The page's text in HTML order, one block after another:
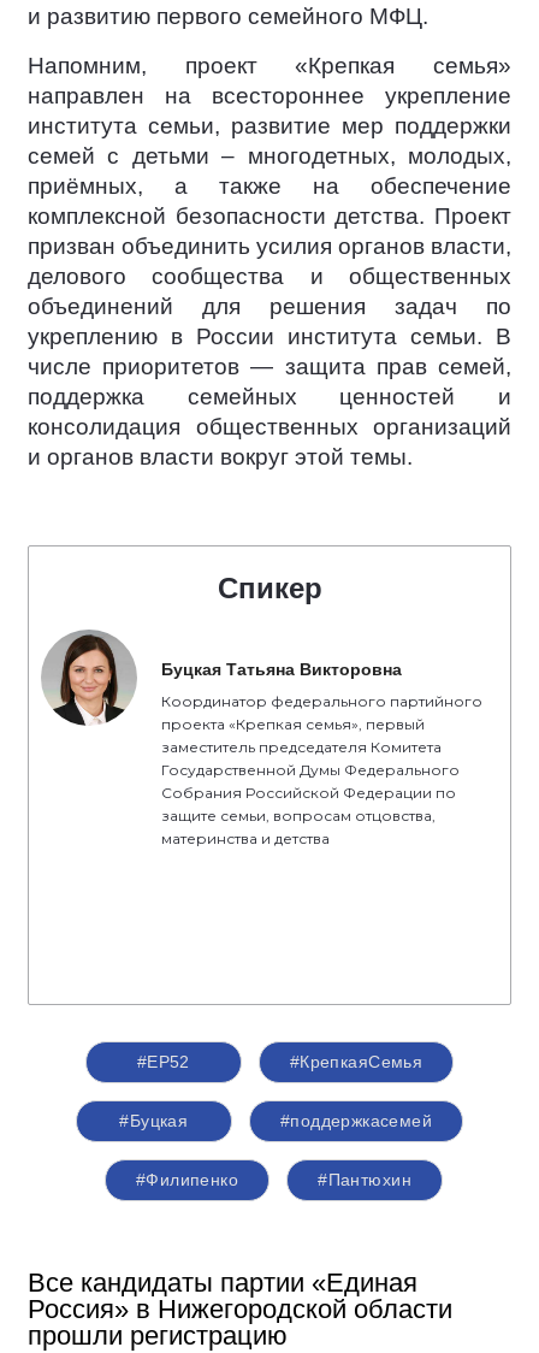
и развитию первого семейного МФЦ.
Напомним, проект «Крепкая семья»
направлен на всестороннее укрепление
института семьи, развитие мер поддержки
семей с детьми – многодетных, молодых,
приёмных, а также на обеспечение
комплексной безопасности детства. Проект
призван объединить усилия органов власти,
делового сообщества и общественных
объединений для решения задач по
укреплению в России института семьи. В
числе приоритетов — защита прав семей,
поддержка семейных ценностей и
консолидация общественных организаций
и органов власти вокруг этой темы.
Спикер
Буцкая Татьяна Викторовна
Координатор федерального партийного
проекта «Крепкая семья», первый
заместитель председателя Комитета
Государственной Думы Федерального
Собрания Российской Федерации по
защите семьи, вопросам отцовства,
материнства и детства
#ЕР52 #КрепкаяСемья
#Буцкая #поддержкасемей
#Филипенко #Пантюхин
Все кандидаты партии «Единая
Россия» в Нижегородской области
прошли регистрацию